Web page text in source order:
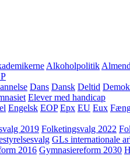
Alkoholpolitik
Dans Dansk Deltid
Elever med handicap
Engelsk EOP Epx EU Eux
2019 Folketingsvalg 2022
GLs internationale
2016 Gymnasiereform 2030